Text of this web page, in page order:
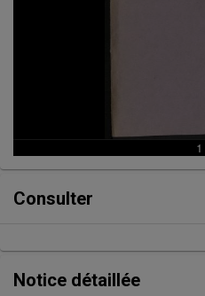
Consulter
Notice détaillée